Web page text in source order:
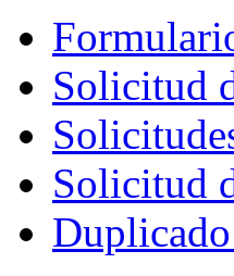
Solicitud
Solicitud